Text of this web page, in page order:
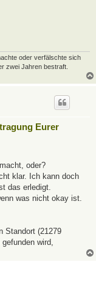
oder verfälschte sich
zwei Jahren bestraft.
Eurer
oder?
klar. Ich kann doch
das erledigt.
was nicht okay ist.
Standort (21279
wird,